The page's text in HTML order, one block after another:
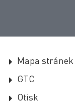
Mapa stránek
GTC
Otisk